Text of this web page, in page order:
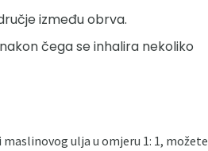
između obrva.
čega se inhalira nekoliko
ulja u omjeru 1: 1, možete